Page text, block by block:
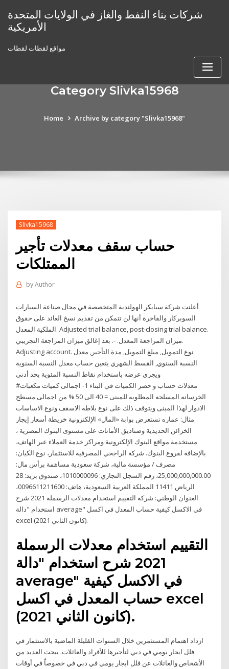
content
شركات بناء النفط والغاز في الولايات المتحدة
الأمريكية
مواقع لقطات لقطات
Category Slivka15968
Home Archive by category "Slivka15968"
Slivka15968
حساب سقف معدلات تأجير
الممتلكات
byAuthor
أعلنت شركة سبايكر الهولندية المتخصصة في مجال صناعة السيارات
السوبركار والفاخرة أنها لن تتمكن من تقديم نسخ العائد على حقوق
الملكية المعدل. Adjusted trial balance, post-closing trial balance.
ميزان المراجعة المعدل. -. بعد إغالق ميزان المراجعة التجريبي.
Adjusting account. نوع التمويل, مبلغ التمويل, مدة التأجير, معدل
النسبة السنوي, القسط الشهري يتعين حساب معدل النسبة السنوية
#معدلات حساب و حصر الكميات في البناء 1- اجمالى كميات مكعبات
الخرسانه المسلحه المطلوبه للمبنى = 40 الى 50 % من اجمالى مسطح
الادوار لهذا المبنى ويتوقف ذلك على نوع بلاطه الاسقف ونوع الاساسات
مثال: عماره تستعرض بوابة «المال» الإلكترونية خريطة أسعار إيجار
الخزائن الحديدية وصناديق الأمانات على مستوى البنوك المصرية ،
مستخدمة مواقع البنوك الإلكترونية ومراكز خدمة العملاء عبر الهاتف،
بالإضافة لفروع البنوك. شركة الراجحي المصرفية للاستثمار، نوع الكيان:
مصرف / مؤسسة مالية، شركة سعودية مساهمة برأس مال:
25,000,000,000.00، رقم السجل التجاري: 1010000096، صندوق بريد: 28
الرياض 11411 المملكة العربية السعودية، هاتف: 0096611211600،
العنوان الوطني: شركة التقييم استخدام معدلات الرسملة 2021 شرح
استخدام "دالة average" في الاكسل كيفية حساب المعدل في اكسل
excel (كانون الثاني 2021).
التقييم استخدام معدلات الرسملة
2021 شرح استخدام "دالة
average" في الاكسل كيفية
حساب المعدل في اكسل excel
(كانون الثاني 2021).
ازداد اهتمام المستثمرين خلال السنوات القليلة الماضية بالاستثمار في
فلل ايجار يومي في دبي لتأجيرها للأفراد والعائلات. يبحث العديد من
الأشخاص والعائلات عن فلل ايجار يومي في دبي في خصوصاً في أوقات